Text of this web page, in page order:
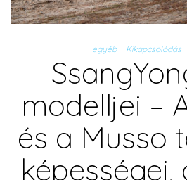
egyéb Kikapcsolódás
modelljei –
és a Musso